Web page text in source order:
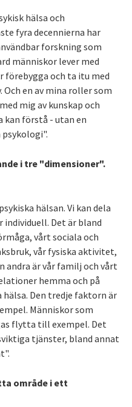
hälsa och
fyra decennierna har
forskning som
människor lever med
förebygga och ta itu med
en av mina roller som
mig av kunskap och
kan förstå - utan en
i tre "dimensioner".
hälsan. Vi kan dela
individuell. Det är bland
vårt sociala och
vår fysiska aktivitet,
andra är vår familj och vårt
hemma och på
hälsa. Den tredje faktorn är
Människor som
flytta till exempel. Det
tjänster, bland annat
område i ett